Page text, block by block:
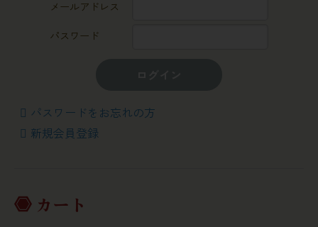
メールアドレス
パスワード
パスワードをお忘れの方
新規会員登録
カート